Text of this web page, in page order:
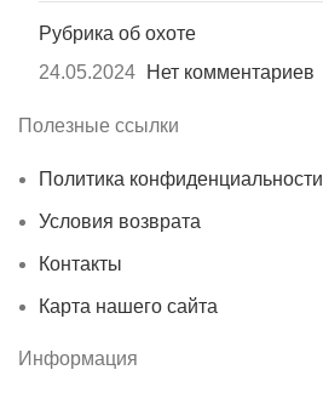
Рубрика об охоте
24.05.2024
Нет комментариев
Полезные ссылки
Политика конфиденциальности
Условия возврата
Контакты
Карта нашего сайта
Информация